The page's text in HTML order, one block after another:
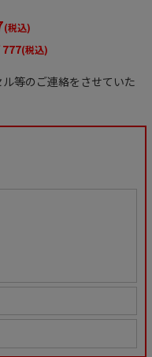
(税込)
777(税込)
等のご連絡をさせていた